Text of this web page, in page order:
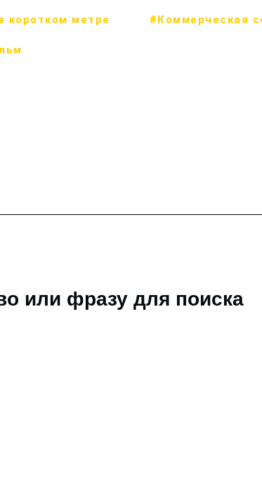
коротком метре #Коммерческая
или фразу для поиска